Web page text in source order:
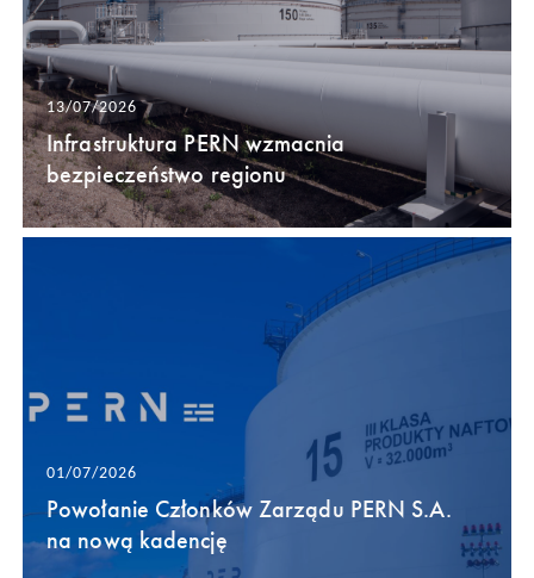
13/07/2026
Infrastruktura PERN wzmacnia
bezpieczeństwo regionu
01/07/2026
Powołanie Członków Zarządu PERN S.A.
na nową kadencję